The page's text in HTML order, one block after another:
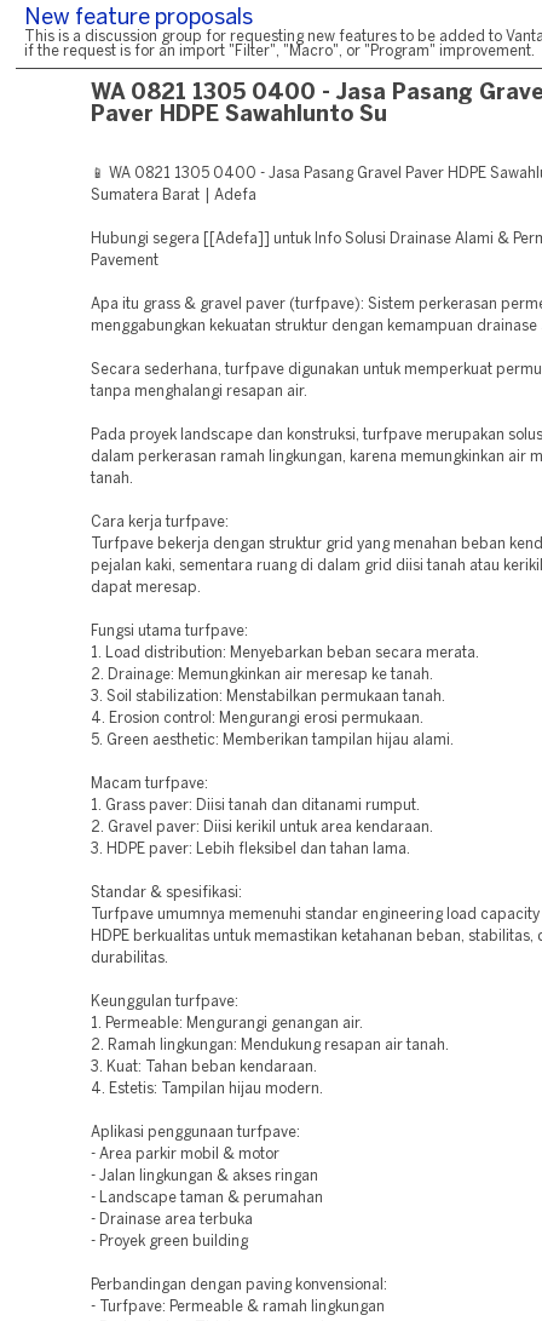
New feature proposals
This is a discussion group for requesting new features to be added to
if the request is for an import "Filter", "Macro", or "Program" improvement.
WA 0821 1305 0400 - Jasa Pasang
Paver HDPE Sawahlunto Su
📱 WA 0821 1305 0400 - Jasa Pasang Gravel Paver HDPE
Sumatera Barat | Adefa
Hubungi segera [[Adefa]] untuk Info Solusi Drainase Alami &
Pavement
Apa itu grass & gravel paver (turfpave): Sistem perkerasan
menggabungkan kekuatan struktur dengan kemampuan drainase
Secara sederhana, turfpave digunakan untuk memperkuat
tanpa menghalangi resapan air.
Pada proyek landscape dan konstruksi, turfpave merupakan
dalam perkerasan ramah lingkungan, karena memungkinkan air
tanah.
Cara kerja turfpave:
Turfpave bekerja dengan struktur grid yang menahan beban
pejalan kaki, sementara ruang di dalam grid diisi tanah atau
dapat meresap.
Fungsi utama turfpave:
1. Load distribution: Menyebarkan beban secara merata.
2. Drainage: Memungkinkan air meresap ke tanah.
3. Soil stabilization: Menstabilkan permukaan tanah.
4. Erosion control: Mengurangi erosi permukaan.
5. Green aesthetic: Memberikan tampilan hijau alami.
Macam turfpave:
1. Grass paver: Diisi tanah dan ditanami rumput.
2. Gravel paver: Diisi kerikil untuk area kendaraan.
3. HDPE paver: Lebih fleksibel dan tahan lama.
Standar & spesifikasi:
Turfpave umumnya memenuhi standar engineering load
HDPE berkualitas untuk memastikan ketahanan beban, stabilitas,
durabilitas.
Keunggulan turfpave:
1. Permeable: Mengurangi genangan air.
2. Ramah lingkungan: Mendukung resapan air tanah.
3. Kuat: Tahan beban kendaraan.
4. Estetis: Tampilan hijau modern.
Aplikasi penggunaan turfpave:
- Area parkir mobil & motor
- Jalan lingkungan & akses ringan
- Landscape taman & perumahan
- Drainase area terbuka
- Proyek green building
Perbandingan dengan paving konvensional:
- Turfpave: Permeable & ramah lingkungan